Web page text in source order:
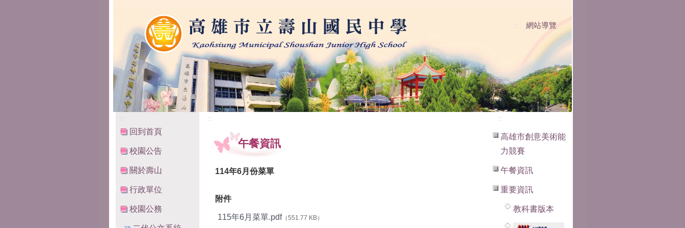
::: 網站導覽
:::
回到首頁
校園公告
關於壽山
行政單位
校園公務
:::
午餐資訊
114年6月份菜單
附件
115年6月菜單.pdf（551.77 KB）
:::
高雄市創意美術能
力競賽
午餐資訊
重要資訊
教科書版本